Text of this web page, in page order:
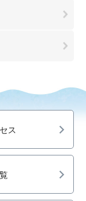
ス